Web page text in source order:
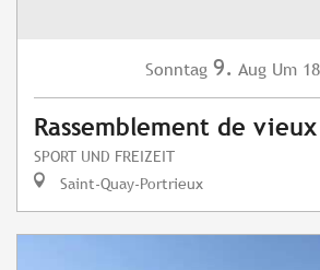
Sonntag 9. Aug Um
Rassemblement de
SPORT UND FREIZEIT
Saint-Quay-Portrieux